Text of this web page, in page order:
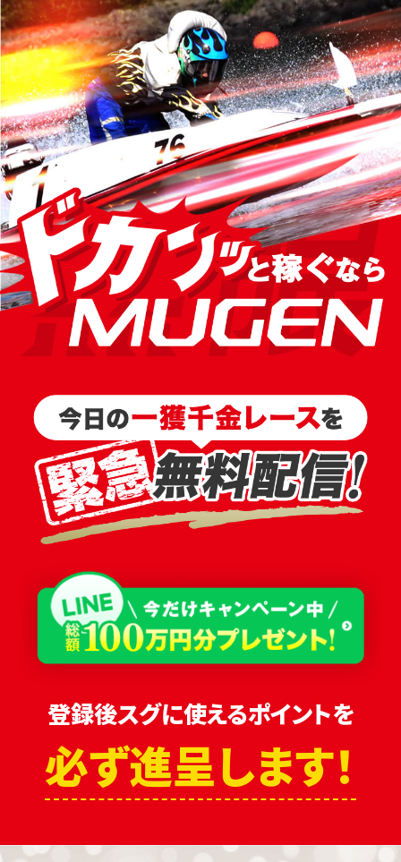
登録後スグに使えるポイントを
必ず進呈します！